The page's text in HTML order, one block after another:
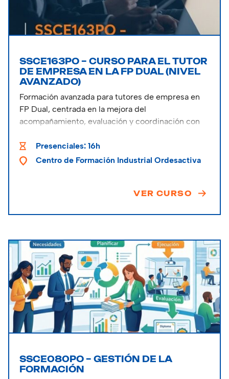
SSCE163PO – CURSO PARA EL TUTOR
DE EMPRESA EN LA FP DUAL (NIVEL
AVANZADO)
Formación avanzada para tutores de empresa en
FP Dual, centrada en la mejora del
acompañamiento, evaluación y coordinación con
Presenciales: 16h
Centro de Formación Industrial Ordesactiva
VER CURSO
SSCE080PO – GESTIÓN DE LA
FORMACIÓN